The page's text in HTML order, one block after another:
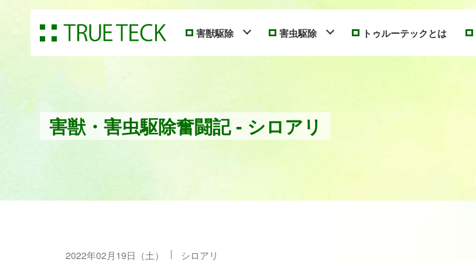
害獣駆除 害虫駆除 トゥルーテックとは
害獣・害虫駆除奮闘記 - シロアリ
2022年02月19日（土） シロアリ